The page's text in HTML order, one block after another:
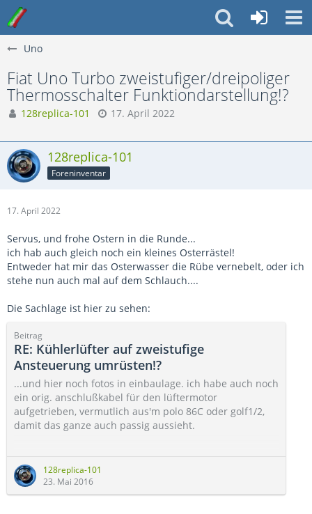
Uno
Fiat Uno Turbo zweistufiger/dreipoliger
Thermosschalter Funktiondarstellung!?
128replica-101 17. April 2022
128replica-101
Foreninventar
17. April 2022
Servus, und frohe Ostern in die Runde...
ich hab auch gleich noch ein kleines Osterrästel!
Entweder hat mir das Osterwasser die Rübe vernebelt, oder ich
stehe nun auch mal auf dem Schlauch....
Die Sachlage ist hier zu sehen:
Beitrag
RE: Kühlerlüfter auf zweistufige
Ansteuerung umrüsten!?
...und hier noch fotos in einbaulage. ich habe auch noch
ein orig. anschlußkabel für den lüftermotor
aufgetrieben, vermutlich aus'm polo 86C oder golf1/2,
damit das ganze auch passig aussieht.
über 25°C aussentemperatur ließ die zweite lüfterstufe
noch nicht einschalten. hab also genug reserve für die
richtig heißen tage!
128replica-101
23. Mai 2016